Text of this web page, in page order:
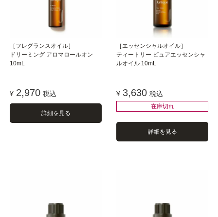
［フレグランスオイル］
ドリーミング アロマロールオン
10mL
¥ 2,970 税込
詳細を見る
［エッセンシャルオイル］
ティートリー ピュアエッセンシャ
ルオイル 10mL
¥ 3,630 税込
在庫切れ
詳細を見る